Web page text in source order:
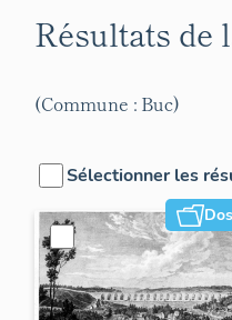
Résultats de
(Commune : Buc)
Sélectionner les